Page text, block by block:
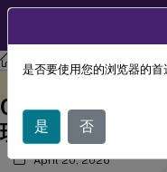
Linux 虚拟投递代理
手动安装适用
CentOS 和
理
April 20, 2026
是否要使用您的浏览器的
是 否